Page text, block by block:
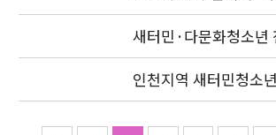
생활권내 맞춤형 서비
새터민·다문화청소년
육 연수생 모집
인천지역 새터민청소
트 조정자 발표